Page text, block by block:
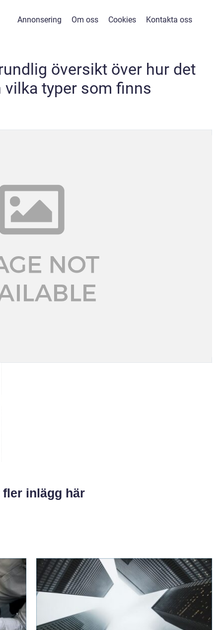
Annonsering Om oss Cookies Kontakta oss
översikt över hur det
vilka typer som finns
fler inlägg här